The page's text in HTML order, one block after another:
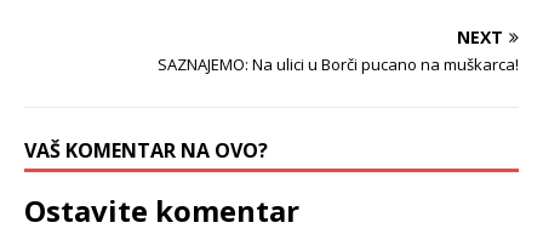
NEXT
SAZNAJEMO: Na ulici u Borči pucano na muškarca!
VAŠ KOMENTAR NA OVO?
Ostavite komentar